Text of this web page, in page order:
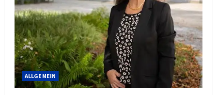
ALLGEMEIN